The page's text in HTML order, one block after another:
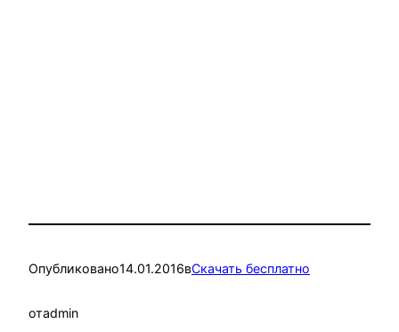
Опубликовано14.01.2016вСкачать бесплатно
отadmin